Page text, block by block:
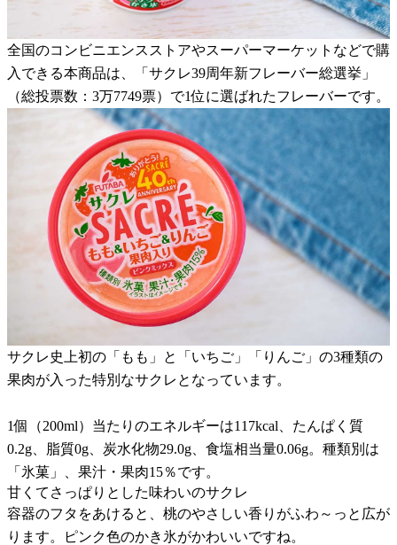
全国のコンビニエンスストアやスーパーマーケットなどで購
入できる本商品は、「サクレ39周年新フレーバー総選挙」
（総投票数：3万7749票）で1位に選ばれたフレーバーです。
サクレ史上初の「もも」と「いちご」「りんご」の3種類の
果肉が入った特別なサクレとなっています。
1個（200ml）当たりのエネルギーは117kcal、たんぱく質
0.2g、脂質0g、炭水化物29.0g、食塩相当量0.06g。種類別は
「氷菓」、果汁・果肉15％です。
甘くてさっぱりとした味わいのサクレ
容器のフタをあけると、桃のやさしい香りがふわ～っと広が
ります。ピンク色のかき氷がかわいいですね。